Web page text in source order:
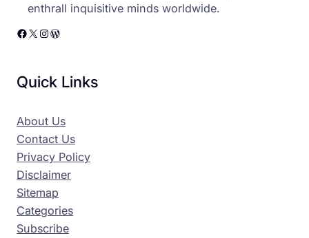
enthrall inquisitive minds worldwide.
Facebook X Instagram WordPress
Quick Links
About Us
Contact Us
Privacy Policy
Disclaimer
Sitemap
Categories
Subscribe